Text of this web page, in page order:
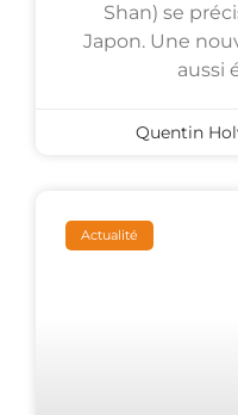
Shan) se
Japon. Une
aussi
Quentin
Actualité